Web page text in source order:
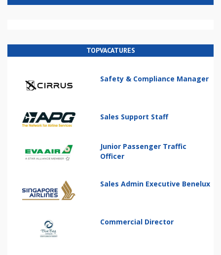
TOPVACATURES
Safety & Compliance Manager
Sales Support Staff
Junior Passenger Traffic
Officer
Sales Admin Executive Benelux
Commercial Director